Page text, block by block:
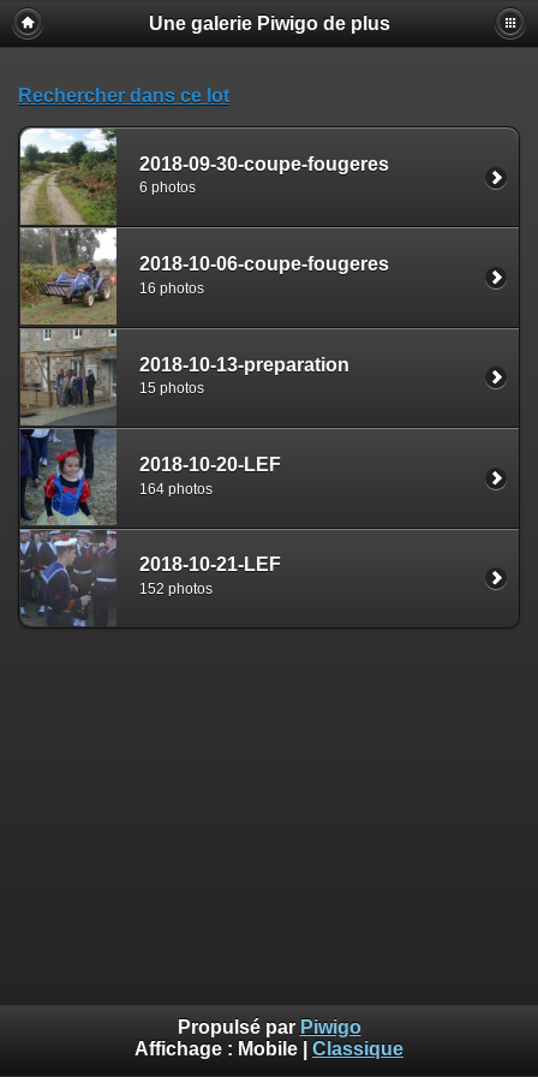
Une galerie Piwigo de plus
Rechercher dans ce lot
2018-09-30-coupe-fougeres
6 photos
2018-10-06-coupe-fougeres
16 photos
2018-10-13-preparation
15 photos
2018-10-20-LEF
164 photos
2018-10-21-LEF
152 photos
Propulsé par Piwigo
Affichage : Mobile Classique